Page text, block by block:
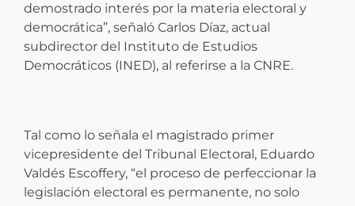
demostrado interés por la materia electoral y
democrática”, señaló Carlos Díaz, actual
subdirector del Instituto de Estudios
Democráticos (INED), al referirse a la CNRE.
Tal como lo señala el magistrado primer
vicepresidente del Tribunal Electoral, Eduardo
Valdés Escoffery, “el proceso de perfeccionar la
legislación electoral es permanente, no solo